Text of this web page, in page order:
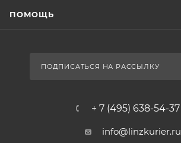
ПОМОЩЬ
ПОДПИСАТЬСЯ НА РАССЫЛКУ
+ 7 (495) 638-54-37
info@linzkurier.ru